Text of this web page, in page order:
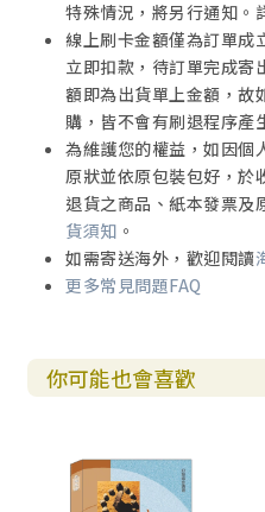
特殊情況，將另行通知。
線上刷卡金額僅為訂單成
立即扣款，待訂單完成寄
額即為出貨單上金額，故
購，皆不會有刷退程序產
為維護您的權益，如因個
原狀並依原包裝包好，於
退貨之商品、紙本發票及
貨須知 。
如需寄送海外，歡迎閱讀
更多常見問題FAQ
你可能也會喜歡